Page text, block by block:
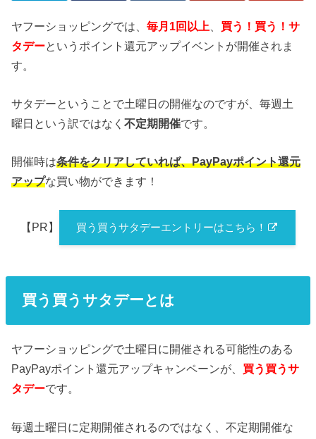
ヤフーショッピングでは、毎月1回以上
買う！買う！サ
タデーというポイント還元アップイベントが開催されま
す。
サタデーということで土曜日の開催なのですが、毎週土
曜日という訳ではなく不定期開催です。
開催時は条件をクリアしていれば、PayPayポイント還元
アップな買い物ができます！
【PR】 買う買うサタデーエントリーはこちら！
買う買うサタデーとは
ヤフーショッピングで土曜日に開催される可能性のある
PayPayポイント還元アップキャンペーンが、 買う買うサ
タデーです。
毎週土曜日に定期開催されるのではなく、不定期開催な